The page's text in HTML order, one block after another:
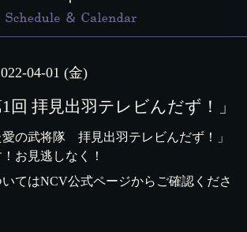
04-01 (金)
1回 拝見出羽テレビんだず！」
の武将隊 拝見出羽テレビんだず！」
お見逃しなく！
てはNCV公式ページからご確認くださ